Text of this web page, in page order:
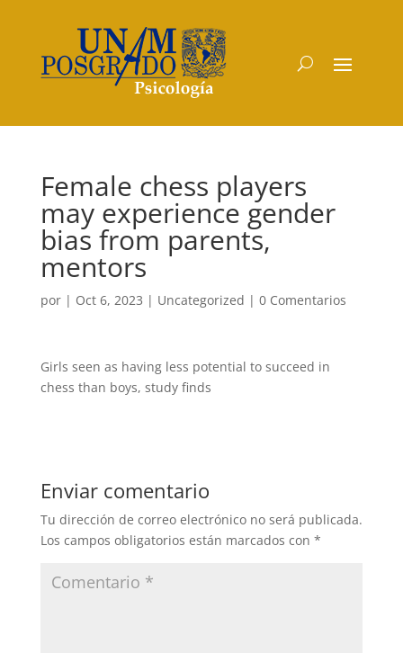
Female chess players
may experience gender
bias from parents,
mentors
por | Oct 6, 2023 | Uncategorized | 0 Comentarios
Girls seen as having less potential to succeed in
chess than boys, study finds
Enviar comentario
Tu dirección de correo electrónico no será publicada.
Los campos obligatorios están marcados con *